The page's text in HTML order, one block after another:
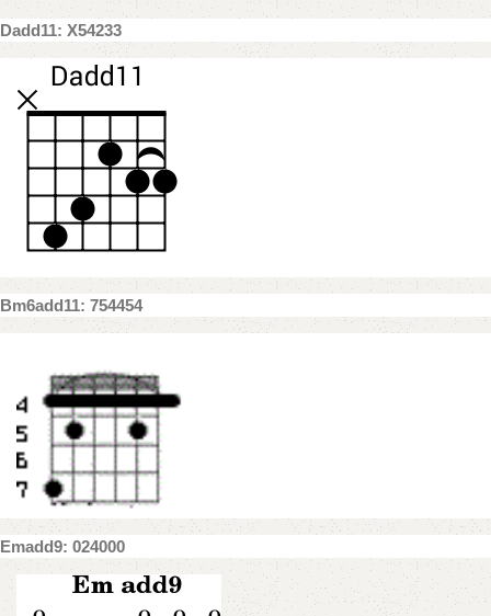
Dadd11: X54233
Bm6add11: 754454
Emadd9: 024000